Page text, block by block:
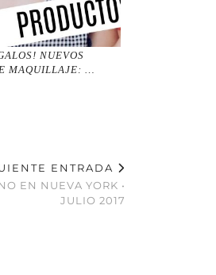
NUEVOS
MAQUILLAJE: …
ENTRADA
EN NUEVA YORK •
JULIO 2017